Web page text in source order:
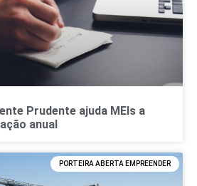
Prudente ajuda MEIs a
anual
PORTEIRA ABERTA EMPREENDER